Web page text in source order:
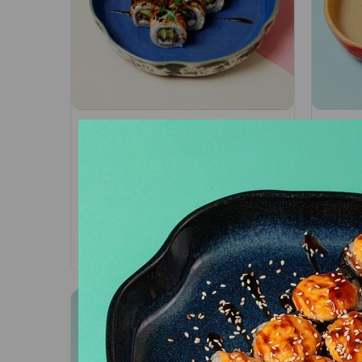
трюфельная паста, авокадо,
соус черный перец, соус унаги,
В корзину 570₽